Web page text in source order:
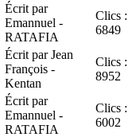
Écrit par
Emannuel -
RATAFIA
Clics :
6849
Écrit par Jean
François -
Kentan
Clics :
8952
Écrit par
Emannuel -
RATAFIA
Clics :
6002